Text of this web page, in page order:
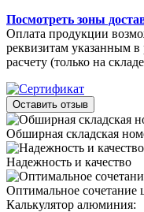
Посмотреть зоны
Оплата продукции
реквизитам указанным
расчету (только на
Оставить отзыв
Обширная складская
Надежность и качество
Оптимальное сочетание
Калькулятор алюминия: